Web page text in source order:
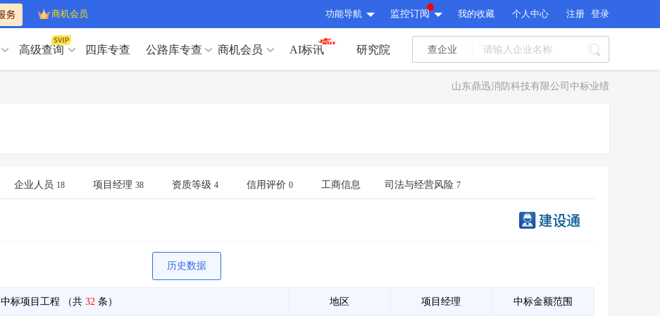
商机会员 功能导航 监控订阅 我的收藏 个人中心 注册 登录
> 建企舆情
政策规划> 招投标规则>
项目商机
拟建项目审批
研究报告
API接口> 市场经营AI云平台>
人脉服务
>
高级查询 四库专查 公路库专查 商机会员 AI标讯 研究院 查企业
下浮率
技术负责人/专职安全员C证
查业主> 项目分类筛选>
建设通大数据研究院
山东鼎迅消防科技有限公司中标业绩
企业人员 18 项目经理 38 资质等级 4 信用评价 0 工商信息 司法与经营风险 7
历史数据
中标项目工程 （共 32条） 地区 项目经理 中标金额范围